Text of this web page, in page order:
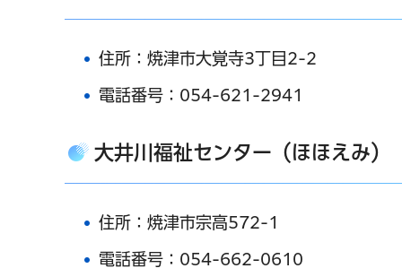
住所：焼津市大覚寺3丁目2-2
電話番号：054-621-2941
大井川福祉センター（ほほえみ）
住所：焼津市宗高572-1
電話番号：054-662-0610